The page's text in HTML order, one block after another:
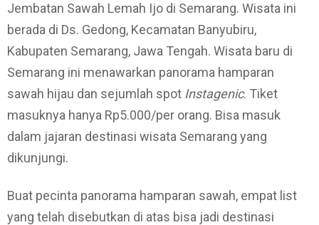
Jembatan Sawah Lemah Ijo di Semarang. Wisata ini
berada di Ds. Gedong, Kecamatan Banyubiru,
Kabupaten Semarang, Jawa Tengah. Wisata baru di
Semarang ini menawarkan panorama hamparan
sawah hijau dan sejumlah spot Instagenic. Tiket
masuknya hanya Rp5.000/per orang. Bisa masuk
dalam jajaran destinasi wisata Semarang yang
dikunjungi.
Buat pecinta panorama hamparan sawah, empat list
yang telah disebutkan di atas bisa jadi destinasi